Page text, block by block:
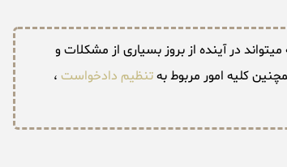
در آینده از بروز بسیاری از مشکلات و
کلیه امور مربوط بهتنظیم دادخواست ،